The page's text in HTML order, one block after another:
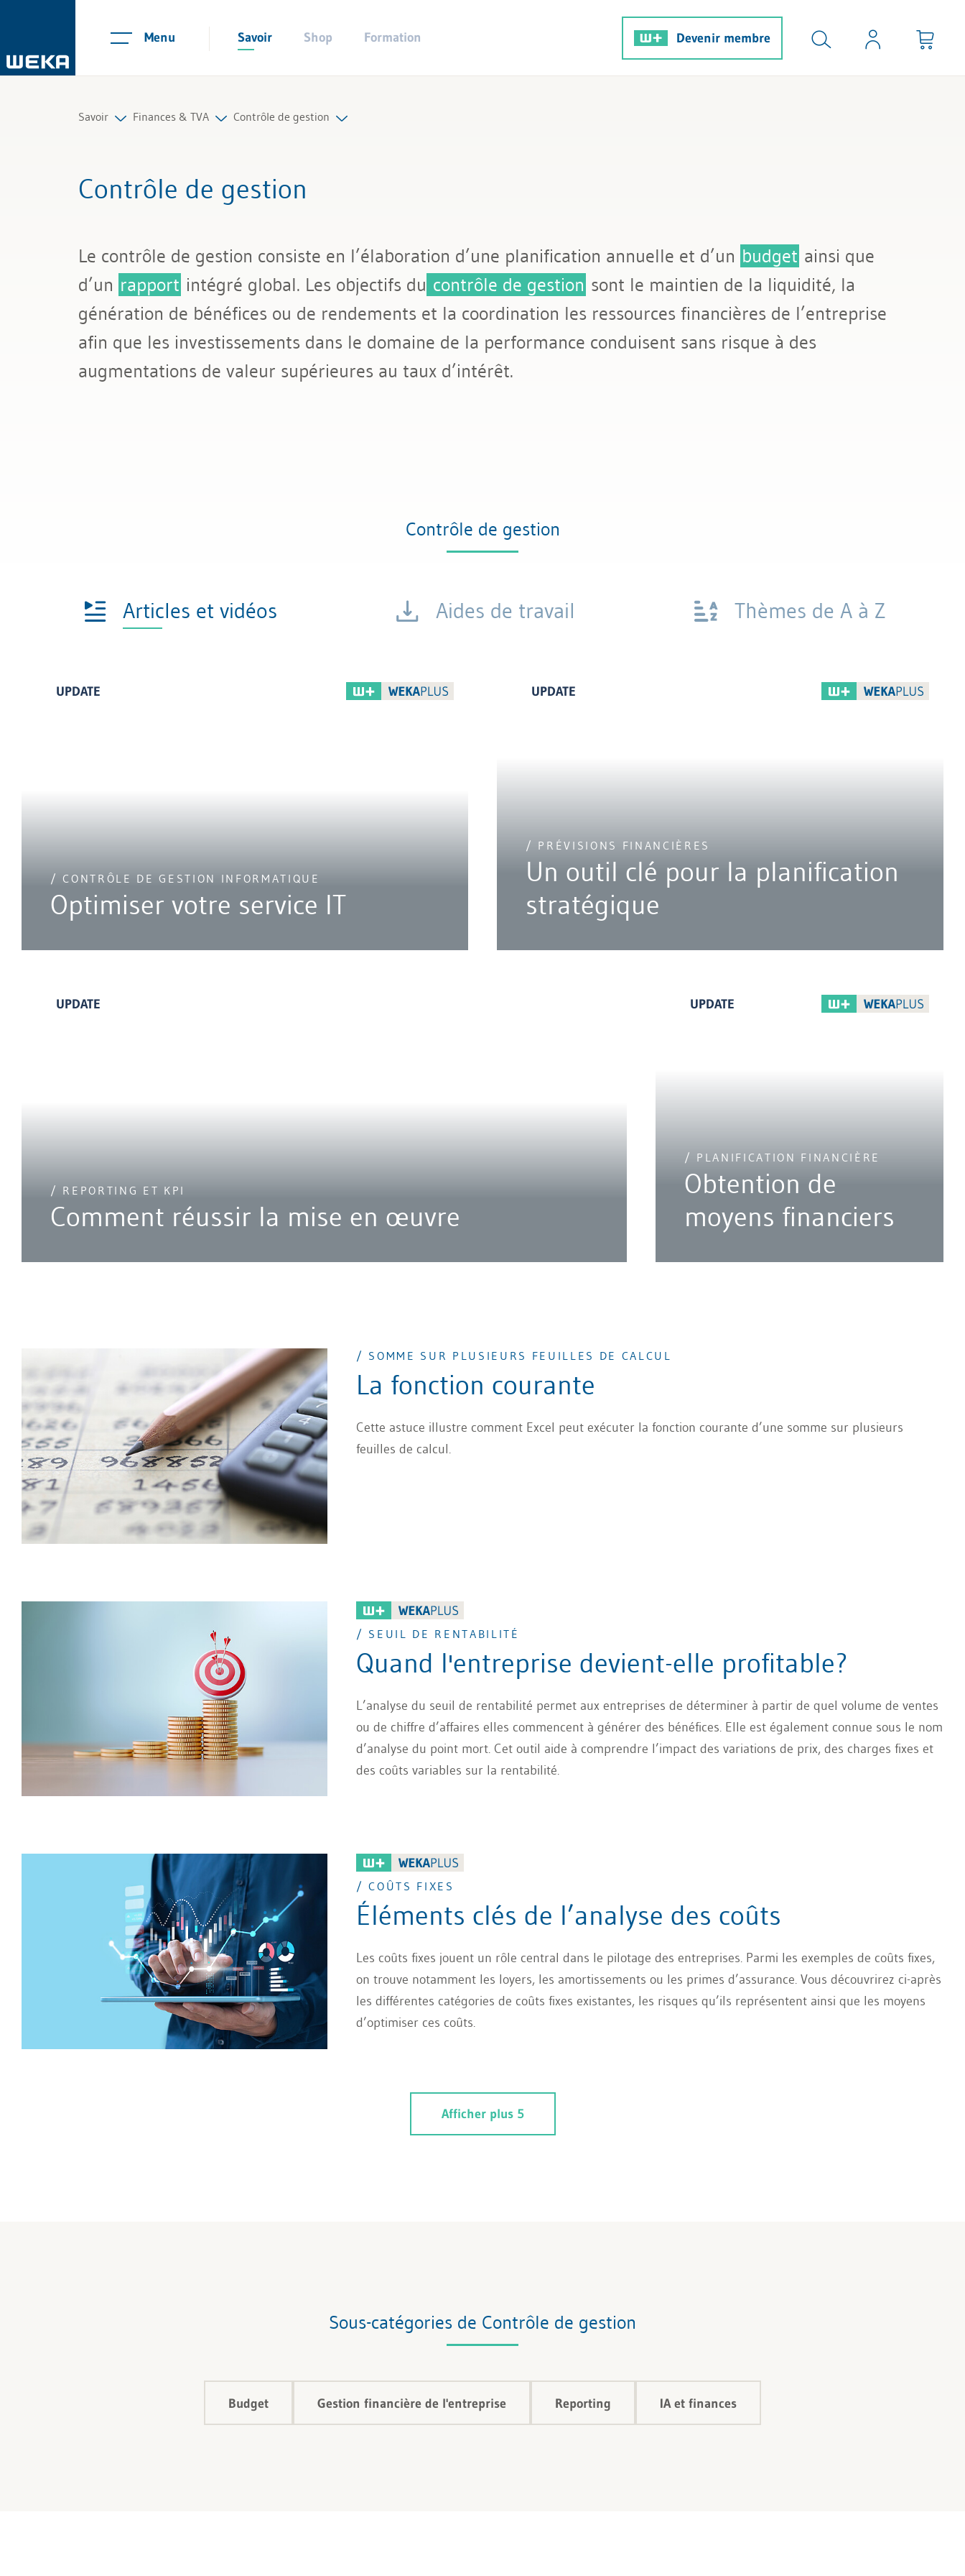
Menu Savoir Shop Formation Devenir membre
Savoir
Gestion et management
Finances & TVA
Droit
Finances & TVA
Contrôle de gestion
Contrôle de gestion
Gestion financière de l'entreprise
IA et finances
Contrôle de gestion
Le contrôle de gestion consiste en l’élaboration d’une planification annuelle et d’un budget ainsi que
d’un rapport intégré global. Les objectifs du contrôle de gestion sont le maintien de la liquidité, la
génération de bénéfices ou de rendements et la coordination les ressources financières de l’entreprise
afin que les investissements dans le domaine de la performance conduisent sans risque à des
augmentations de valeur supérieures au taux d’intérêt.
Contrôle de gestion
Articles et vidéos Aides de travail Thèmes de A à Z
UPDATE
/ CONTRÔLE DE GESTION INFORMATIQUE
Optimiser votre service IT
UPDATE
/ PRÉVISIONS FINANCIÈRES
Un outil clé pour la planification
stratégique
UPDATE
/ REPORTING ET KPI
Comment réussir la mise en œuvre
UPDATE
/ PLANIFICATION FINANCIÈRE
Obtention de
moyens financiers
/ SOMME SUR PLUSIEURS FEUILLES DE CALCUL
La fonction courante
Cette astuce illustre comment Excel peut exécuter la fonction courante d’une somme sur plusieurs
feuilles de calcul.
/ SEUIL DE RENTABILITÉ
Quand l'entreprise devient-elle profitable?
L’analyse du seuil de rentabilité permet aux entreprises de déterminer à partir de quel volume de ventes
ou de chiffre d’affaires elles commencent à générer des bénéfices. Elle est également connue sous le nom
d’analyse du point mort. Cet outil aide à comprendre l’impact des variations de prix, des charges fixes et
des coûts variables sur la rentabilité.
/ COÛTS FIXES
Éléments clés de l’analyse des coûts
Les coûts fixes jouent un rôle central dans le pilotage des entreprises. Parmi les exemples de coûts fixes,
on trouve notamment les loyers, les amortissements ou les primes d’assurance. Vous découvrirez ci-après
les différentes catégories de coûts fixes existantes, les risques qu’ils représentent ainsi que les moyens
d’optimiser ces coûts.
Afficher plus 5
Sous-catégories de Contrôle de gestion
Budget Gestion financière de l'entreprise Reporting IA et finances